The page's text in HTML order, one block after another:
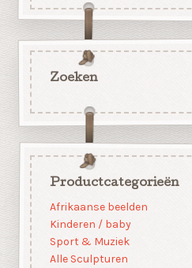
Zoeken
Productcategorieën
Afrikaanse beelden
Kinderen / baby
Sport & Muziek
Alle Sculpturen